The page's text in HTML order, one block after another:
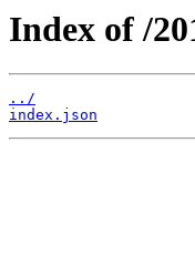
Index of /
../
index.json